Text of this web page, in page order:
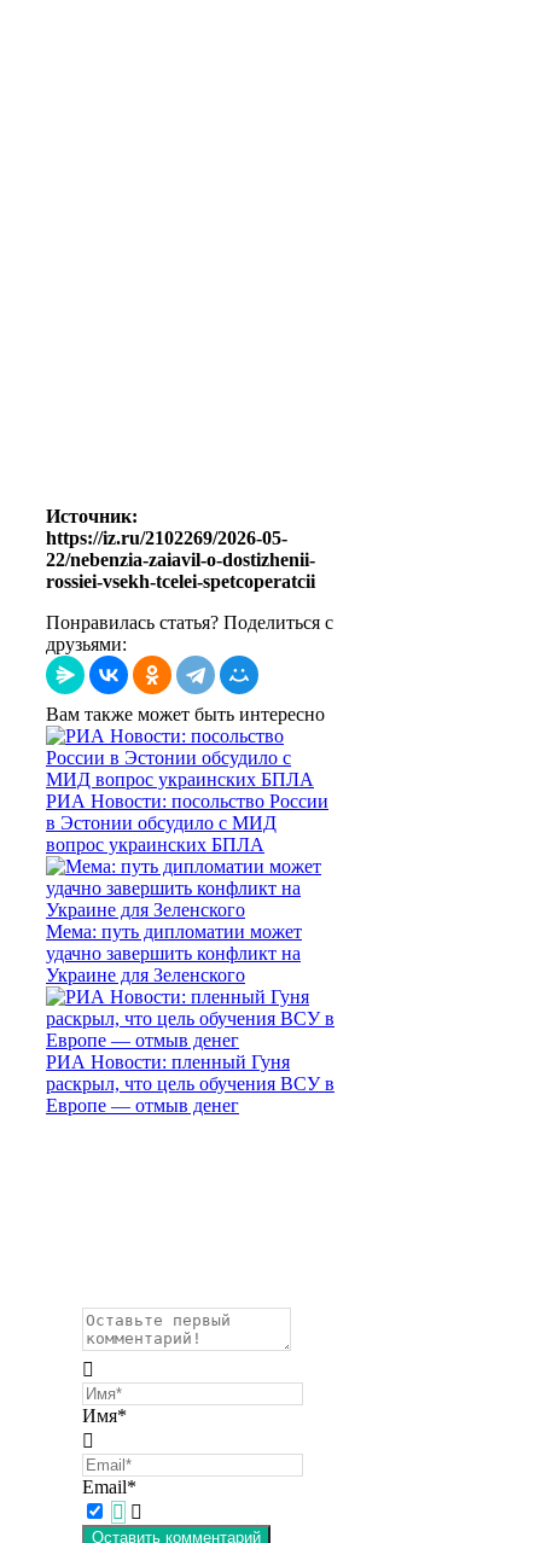
Источник:
https://iz.ru/2102269/2026-05-
22/nebenzia-zaiavil-o-dostizhenii-
rossiei-vsekh-tcelei-spetcoperatcii
Понравилась статья? Поделиться с
друзьями:
Вам также может быть интересно
РИА Новости: посольство России
в Эстонии обсудило с МИД
вопрос украинских БПЛА
Мема: путь дипломатии может
удачно завершить конфликт на
Украине для Зеленского
РИА Новости: пленный Гуня
раскрыл, что цель обучения ВСУ в
Европе — отмыв денег
Имя*
Email*